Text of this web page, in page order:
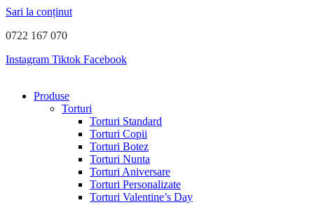
Sari la conținut
0722 167 070
Instagram Tiktok Facebook
Produse
Torturi
Torturi Standard
Torturi Copii
Torturi Botez
Torturi Nunta
Torturi Aniversare
Torturi Personalizate
Torturi Valentine’s Day